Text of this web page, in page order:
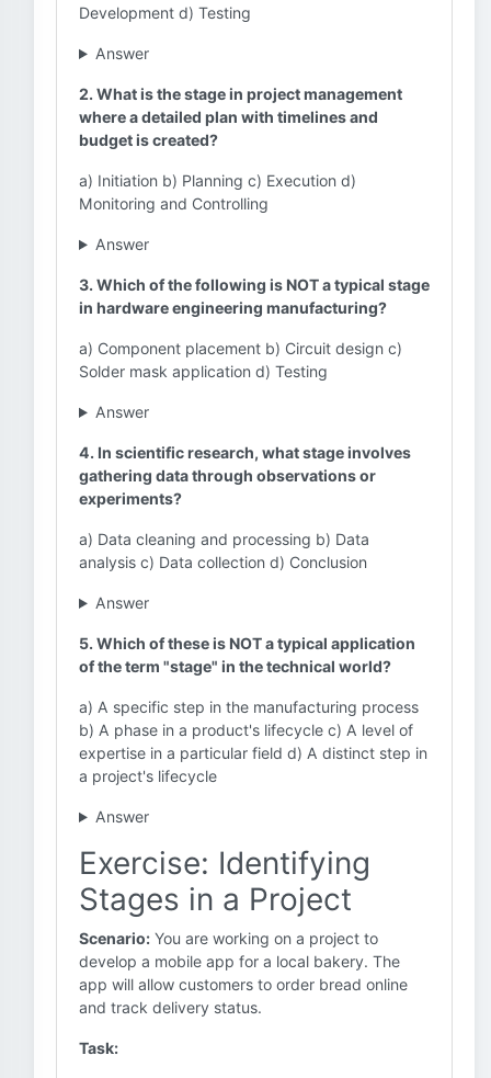
Development d) Testing
Answer
2. What is the stage in project management
where a detailed plan with timelines and
budget is created?
a) Initiation b) Planning c) Execution d)
Monitoring and Controlling
Answer
3. Which of the following is NOT a typical stage
in hardware engineering manufacturing?
a) Component placement b) Circuit design c)
Solder mask application d) Testing
Answer
4. In scientific research, what stage involves
gathering data through observations or
experiments?
a) Data cleaning and processing b) Data
analysis c) Data collection d) Conclusion
Answer
5. Which of these is NOT a typical application
of the term "stage" in the technical world?
a) A specific step in the manufacturing process
b) A phase in a product's lifecycle c) A level of
expertise in a particular field d) A distinct step in
a project's lifecycle
Answer
Exercise: Identifying
Stages in a Project
Scenario: You are working on a project to
develop a mobile app for a local bakery. The
app will allow customers to order bread online
and track delivery status.
Task: